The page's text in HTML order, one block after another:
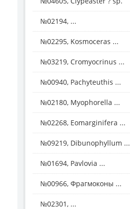
№02194, ...
№02295, Kosmoceras ...
№03219, Cromyocrinus ...
№00940, Pachyteuthis ...
№02180, Myophorella ...
№02268, Eomarginifera ...
№09219, Dibunophyllum ...
№01694, Pavlovia ...
№00966, Фрагмоконы ...
№02301, ...